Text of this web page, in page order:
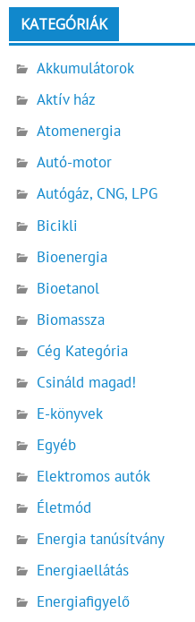
KATEGÓRIÁK
Akkumulátorok
Aktív ház
Atomenergia
Autó-motor
Autógáz, CNG, LPG
Bicikli
Bioenergia
Bioetanol
Biomassza
Cég Kategória
Csináld magad!
E-könyvek
Egyéb
Elektromos autók
Életmód
Energia tanúsítvány
Energiaellátás
Energiafigyelő